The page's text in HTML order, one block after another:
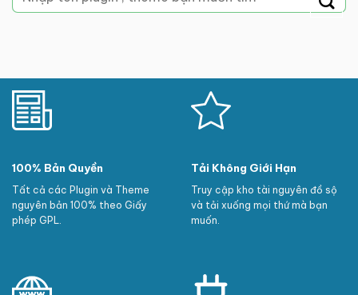
100% Bản Quyền
Tất cả các Plugin và Theme
nguyên bản 100% theo Giấy
phép GPL.
Tải Không Giới Hạn
Truy cập kho tài nguyên đồ sộ
và tải xuống mọi thứ mà bạn
muốn.